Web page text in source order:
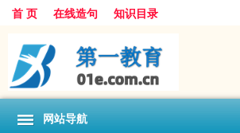
首 页 在线造句 知识目录
网站导航